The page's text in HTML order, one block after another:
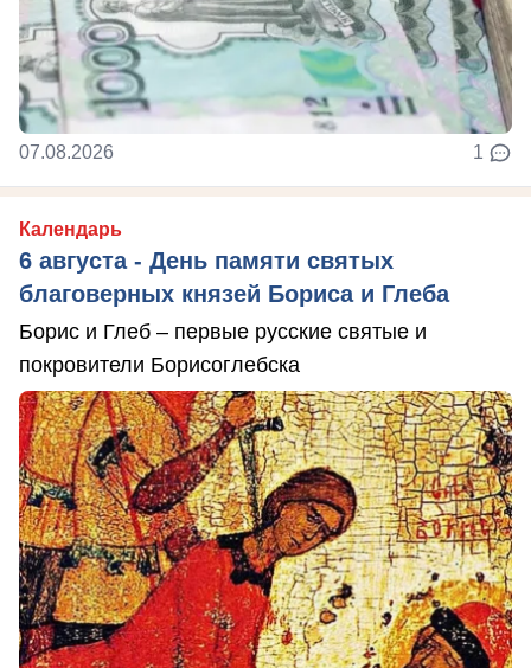
07.08.2026 1
Календарь
6 августа - День памяти святых
благоверных князей Бориса и Глеба
Борис и Глеб – первые русские святые и
покровители Борисоглебска